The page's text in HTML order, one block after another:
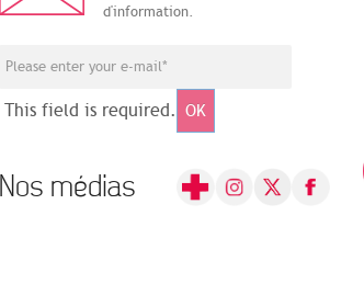
d'information.
This field is required. OK
Nos médias